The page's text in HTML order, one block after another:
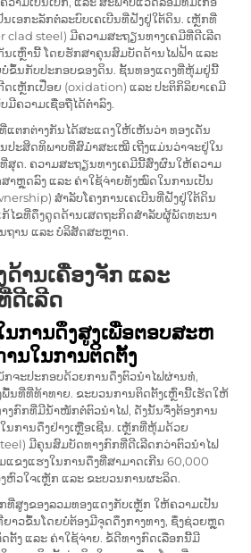
ເອກະລັກຕໍ່ລະບົບເຄເບີນທີ່ຝັງຢູ່ໃຕ້ດິນ. ເຫຼັກທີ່
clad steel) ມີຄວາມສະຖຽນທາງເຄມີທີ່ດີເລີດ
ເຫຼົ່ານີ້ ໂດຍຮັກສາຄຸນສົມບັດດ້ານໄຟຟ້າ ແລະ
ບໍ່ຂຶ້ນກັບປະກອບຂອງດິນ. ຊັ້ນທອງແດງທີ່ຫຸ້ມຢູ່ນີ້
ເຫຼັກເປື່ອຍ (oxidation) ແລະ ປະຕິກິລິຍາເຄມີ
ຄວາມເຊື່ອຖືໄດ້ຕໍ່າລົງ.
ແຕກຕ່າງກັນໄດ້ສະແດງໃຫ້ເຫັນວ່າທອງເດັ່ນ
ປະສິດທິພາບທີ່ສົມໍ່າສະເໝີ ເຖີງແມ່ນວ່າຈະຢູ່ໃນ
ສຸດ. ຄວາມສະຖຽນທາງເຄມີນີ້ສົ່ງຜົນໃຫ້ຄວາມ
າຫຼຸດລົງ ແລະ ຄ່າໃຊ້ຈ່າຍທັງໝົດໃນການເປັນ
ສຳລັບໂຄງການເຄເບີນທີ່ຝັງຢູ່ໃຕ້ດິນ
ໄຂທີ່ດຶງດູດດ້ານເສດຖະກິດສຳລັບຜູ້ພັດທະນາ
ຖານ ແລະ ບໍລິສັດສະຫຼາດ.
ານເຄື່ອງຈັກ ແລະ
ດີເລີດ
ນການດຶງສູງເພື່ອຕອບສະຫ
ນໃນການຕິດຕັ້ງ
ກຈະປະກອບດ້ວຍການດຶງຕົວນຳໄຟຜ່ານທໍ່,
ນທີ່ທີ່ທ້າທາຍ. ຂະບວນການຕິດຕັ້ງເຫຼົ່ານີ້ເຮັດໃຫ້
ງກົກທີ່ມີນ້ຳໜັກຕໍ່ຕົວນຳໄຟ, ດັ່ງນັ້ນຈຶ່ງຕ້ອງການ
ການດຶງຢ່າງເຫຼືອເຊີນ. ເຫຼັກທີ່ຫຸ້ມດ້ວຍ
ມີຄຸນສົມບັດທາງກົກທີ່ດີເລີດກວ່າຕົວນຳໄຟ
ແຂງແຮງໃນການດຶງທີ່ສາມາດເກີນ 60,000
ຫົວໃຈເຫຼັກ ແລະ ຂະບວນການຜະລິດ.
ທີ່ສູງຂອງລວມທອງແດງກັບເຫຼັກ ໃຫ້ຄວາມເປັນ
ຍາວຂຶ້ນໂດຍບໍ່ຕ້ອງມີຈຸດດຶງກາງທາງ, ຊຶ່ງຊ່ວຍຫຼຸດ
ງ ແລະ ຄ່າໃຊ້ຈ່າຍ. ຂໍ້ດີທາງກົດເລືອກນີ້ມີ